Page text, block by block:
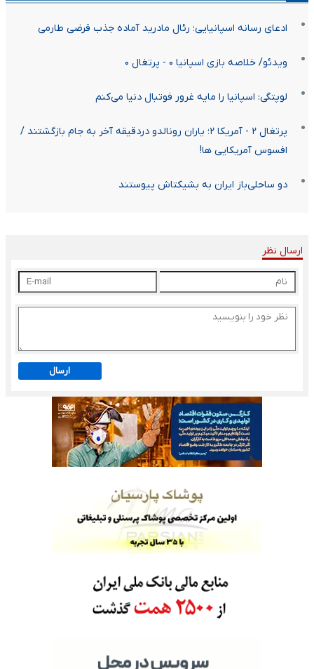
ادعای رسانه اسپانیایی؛ رئال مادرید آماده جذب قرضی طارمی
ویدئو/ خلاصه بازی اسپانیا ۰ - پرتغال ۰
لوپتگی: اسپانیا را مایه غرور فوتبال دنیا می‌کنم
پرتغال ۲ - آمریکا ۲؛ یاران رونالدو دردقیقه آخر به جام بازگشتند /
افسوس آمریکایی ها!
دو ساحلی‌باز ایران به بشیکتاش پیوستند
ارسال نظر
ارسال